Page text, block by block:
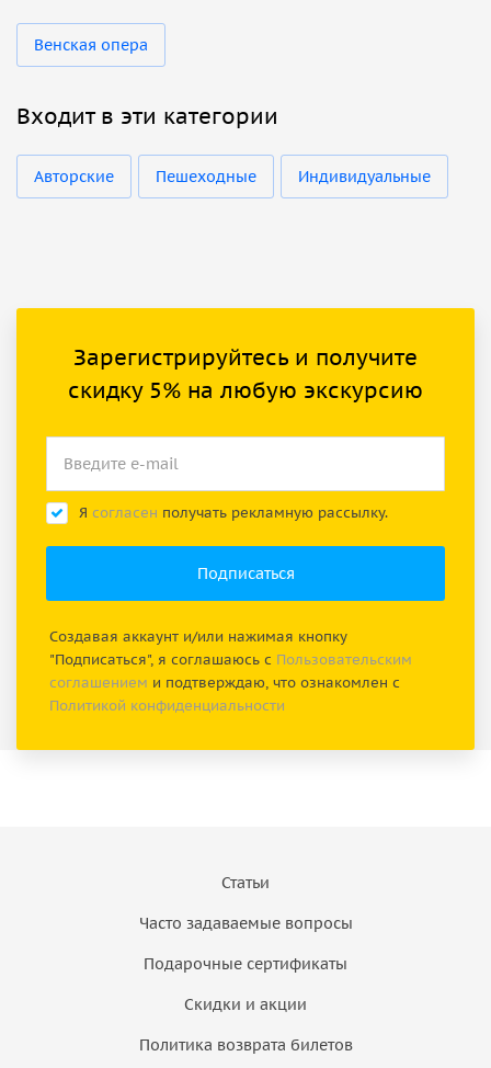
Венская опера
Входит в эти категории
Авторские Пешеходные Индивидуальные
Зарегистрируйтесь и получите
скидку 5% на любую экскурсию
Я согласен получать рекламную рассылку.
Создавая аккаунт и/или нажимая кнопку
"Подписаться", я соглашаюсь с Пользовательским
соглашением и подтверждаю, что ознакомлен с
Политикой конфиденциальности
Статьи
Часто задаваемые вопросы
Подарочные сертификаты
Скидки и акции
Политика возврата билетов